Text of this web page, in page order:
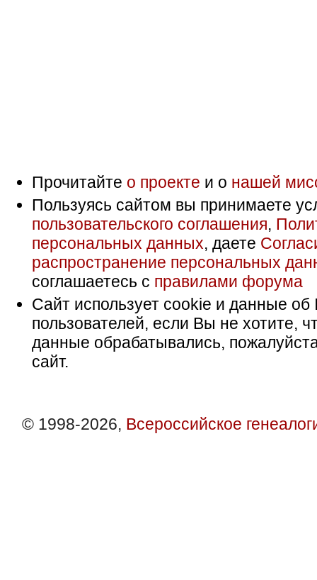
Прочитайте о проекте и о нашей
Пользуясь сайтом вы принимаете
пользовательского соглашения,
персональных данных, даете
распространение персональных
соглашаетесь с правилами форума
Сайт использует cookie и данные об
пользователей, если Вы не хотите,
данные обрабатывались,
сайт.
© 1998-2026, Всероссийское